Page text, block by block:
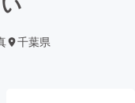
が近いプ
千葉県